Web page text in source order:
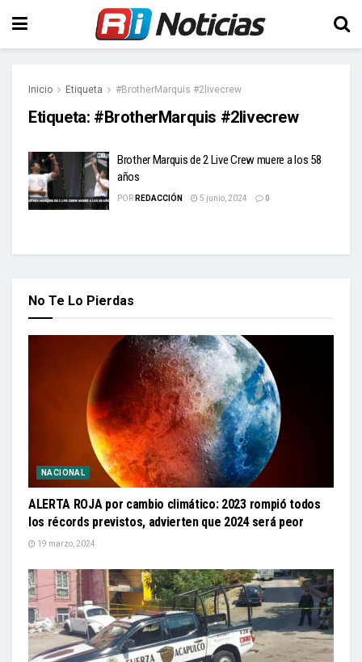
Inicio Etiqueta #BrotherMarquis #2livecrew
Etiqueta: #BrotherMarquis #2livecrew
Brother Marquis de 2 Live Crew muere a los 58
años
POR REDACCIÓN 5 junio, 2024 0
No Te Lo Pierdas
NACIONAL
ALERTA ROJA por cambio climático: 2023 rompió todos
los récords previstos, advierten que 2024 será peor
19 marzo, 2024